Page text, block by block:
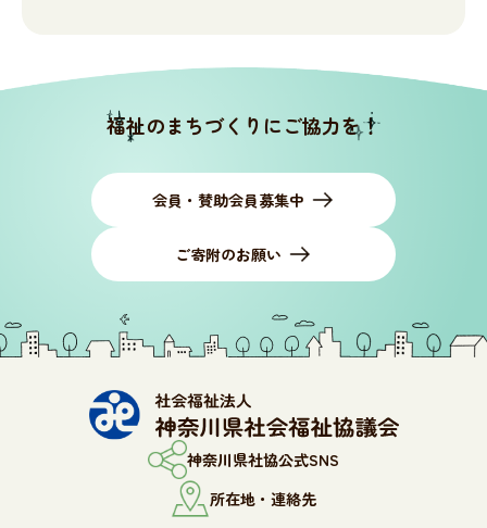
福祉のまちづくりにご協力を！
会員・賛助会員募集中
ご寄附のお願い
神奈川県社協公式SNS
所在地・連絡先